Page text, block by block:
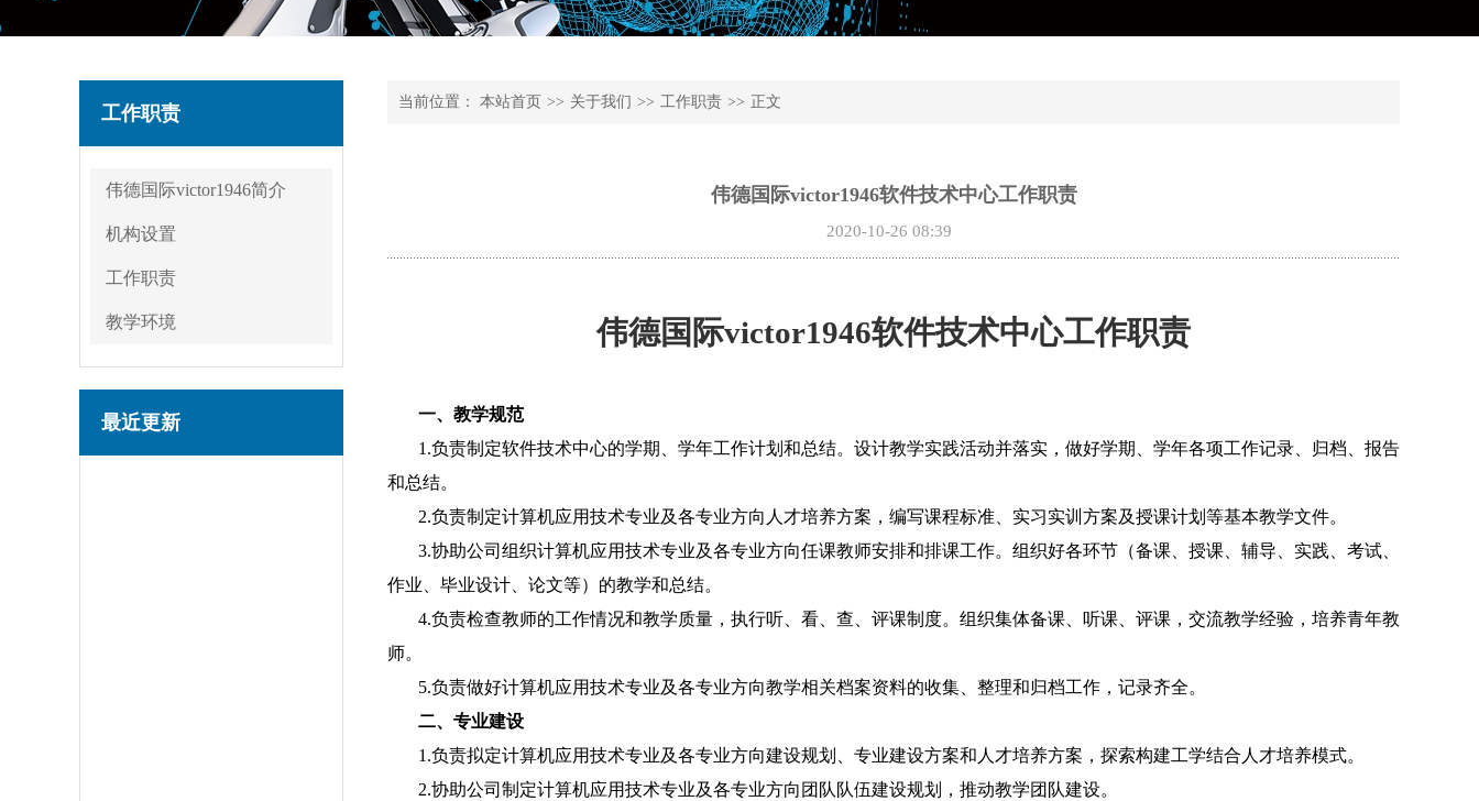
工作职责
伟德国际victor1946简介
机构设置
工作职责
教学环境
最近更新
当前位置： 本站首页 >> 关于我们 >> 工作职责 >> 正文
伟德国际victor1946软件技术中心工作职责
2020-10-26 08:39
伟德国际victor1946软件技术中心工作职责
一、教学规范
1.负责制定软件技术中心的学期、学年工作计划和总结。设计教学实践活动并落实，做好学期、学年各项工作记录、归档、报告
和总结。
2.负责制定计算机应用技术专业及各专业方向人才培养方案，编写课程标准、实习实训方案及授课计划等基本教学文件。
3.协助公司组织计算机应用技术专业及各专业方向任课教师安排和排课工作。组织好各环节（备课、授课、辅导、实践、考试、
作业、毕业设计、论文等）的教学和总结。
4.负责检查教师的工作情况和教学质量，执行听、看、查、评课制度。组织集体备课、听课、评课，交流教学经验，培养青年教
师。
5.负责做好计算机应用技术专业及各专业方向教学相关档案资料的收集、整理和归档工作，记录齐全。
二、专业建设
1.负责拟定计算机应用技术专业及各专业方向建设规划、专业建设方案和人才培养方案，探索构建工学结合人才培养模式。
2.协助公司制定计算机应用技术专业及各专业方向团队队伍建设规划，推动教学团队建设。